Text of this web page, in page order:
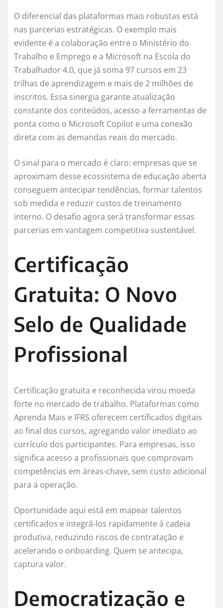
O diferencial das plataformas mais robustas está
nas parcerias estratégicas. O exemplo mais
evidente é a colaboração entre o Ministério do
Trabalho e Emprego e a Microsoft na Escola do
Trabalhador 4.0, que já soma 97 cursos em 23
trilhas de aprendizagem e mais de 2 milhões de
inscritos. Essa sinergia garante atualização
constante dos conteúdos, acesso a ferramentas de
ponta como o Microsoft Copilot e uma conexão
direta com as demandas reais do mercado.
O sinal para o mercado é claro: empresas que se
aproximam desse ecossistema de educação aberta
conseguem antecipar tendências, formar talentos
sob medida e reduzir custos de treinamento
interno. O desafio agora será transformar essas
parcerias em vantagem competitiva sustentável.
Certificação
Gratuita: O Novo
Selo de Qualidade
Profissional
Certificação gratuita e reconhecida virou moeda
forte no mercado de trabalho. Plataformas como
Aprenda Mais e IFRS oferecem certificados digitais
ao final dos cursos, agregando valor imediato ao
currículo dos participantes. Para empresas, isso
significa acesso a profissionais que comprovam
competências em áreas-chave, sem custo adicional
para a operação.
Oportunidade aqui está em mapear talentos
certificados e integrá-los rapidamente à cadeia
produtiva, reduzindo riscos de contratação e
acelerando o onboarding. Quem se antecipa,
captura valor.
Democratização e